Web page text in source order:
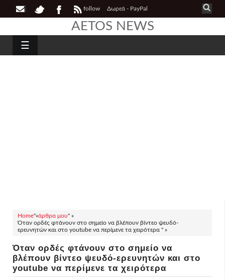
follow Δωρεά - PayPal
AETOS NEWS
☰
Home"»άρθρα μου" »
Όταν ορδές φτάνουν στο σημείο να βλέπουν βίντεο ψευδό-
ερευνητών και στο youtube να περίμενε τα χειρότερα " »
Όταν ορδές φτάνουν στο σημείο να
βλέπουν βίντεο ψευδό-ερευνητών και στο
youtube να περίμενε τα χειρότερα